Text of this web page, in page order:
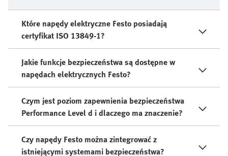
Które napędy elektryczne Festo posiadają
certyfikat ISO 13849-1?
Jakie funkcje bezpieczeństwa są dostępne w
napędach elektrycznych Festo?
Czym jest poziom zapewnienia bezpieczeństwa
Performance Level d i dlaczego ma znaczenie?
Czy napędy Festo można zintegrować z
istniejącymi systemami bezpieczeństwa?